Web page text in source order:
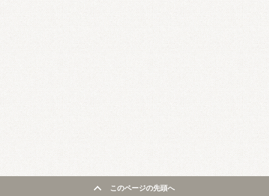
このページの先頭へ